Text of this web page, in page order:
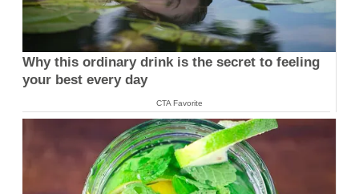
Why this ordinary drink is the secret to feeling
your best every day
CTA Favorite